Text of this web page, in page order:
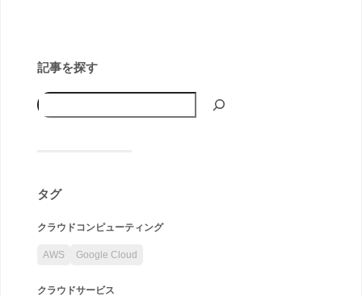
記事を探す
タグ
クラウドコンピューティング
AWS Google Cloud
クラウドサービス